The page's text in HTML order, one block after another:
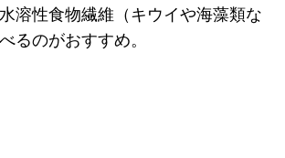
溶性食物繊維（キウイや海藻類な
るのがおすすめ。